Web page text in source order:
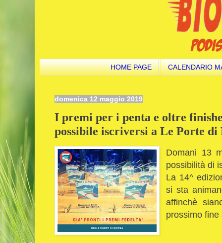
HOME PAGE CALENDARIO
domenica 12 maggio 2019
I premi per i penta e oltre
possibile iscriversi a Le Porte
Domani 13
possibilità di
La 14^
si sta
affinchè
prossimo fine